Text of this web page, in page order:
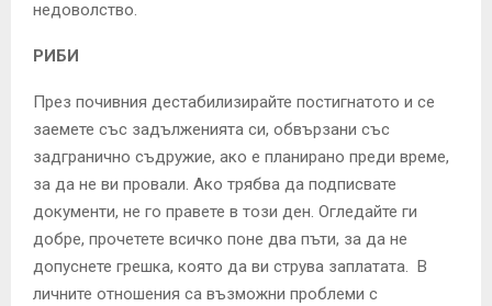
недоволство.
РИБИ
През почивния дестабилизирайте постигнатото и се
заемете със задълженията си, обвързани със
задгранично съдружие, ако е планирано преди време,
за да не ви провали. Ако трябва да подписвате
документи, не го правете в този ден. Огледайте ги
добре, прочетете всичко поне два пъти, за да не
допуснете грешка, която да ви струва заплатата. В
личните отношения са възможни проблеми с